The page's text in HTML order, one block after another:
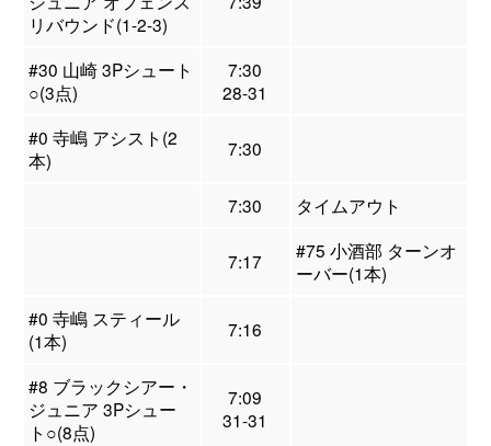
リバウンド(1-2-3)
#30 山崎 3Pシュート
○(3点)
7:30
28-31
#0 寺嶋 アシスト(2
本)
7:30
7:30 タイムアウト
7:17
#75 小酒部 ターンオ
ーバー(1本)
#0 寺嶋 スティール
(1本)
7:16
#8 ブラックシアー・
ジュニア 3Pシュー
ト○(8点)
7:09
31-31